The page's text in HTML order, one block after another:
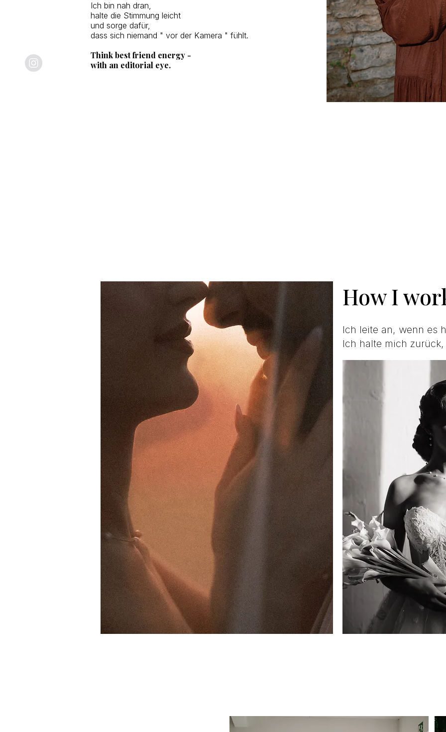
Ich bin nah dran,
halte die Stimmung leicht
und sorge dafür,
dass sich niemand " vor der Kamera " fühlt.
Think best friend energy -
with an editorial eye.
How I
Ich leite an, wenn es
Ich halte mich